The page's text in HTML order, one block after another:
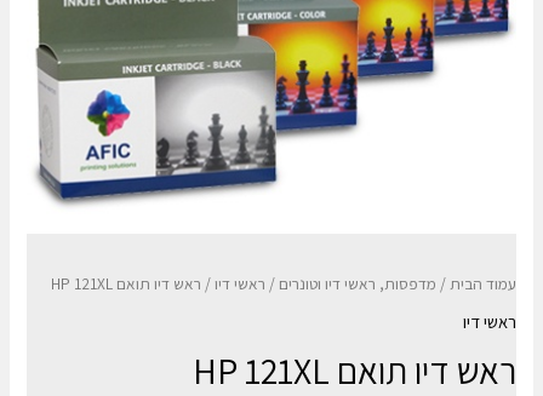
עמוד הבית/ מדפסות, ראשי דיו וטונרים / ראשי דיו/ ראש דיו תואם HP 121XL
ראשי דיו
ראש דיו תואם HP 121XL